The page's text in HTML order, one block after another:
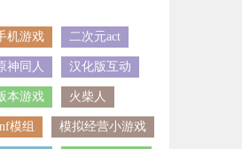
，让追番更省心。历史观看记录随
机游戏 二次元act
神同人 汉化版互动
本游戏 火柴人
模组 模拟经营小游戏